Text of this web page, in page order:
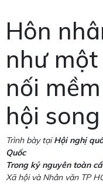
Hôn
như
nối
hội
Trình bày tạiHội nghị
Quốc
Trong kỷ nguyên toàn
Xã hội và Nhân văn TP